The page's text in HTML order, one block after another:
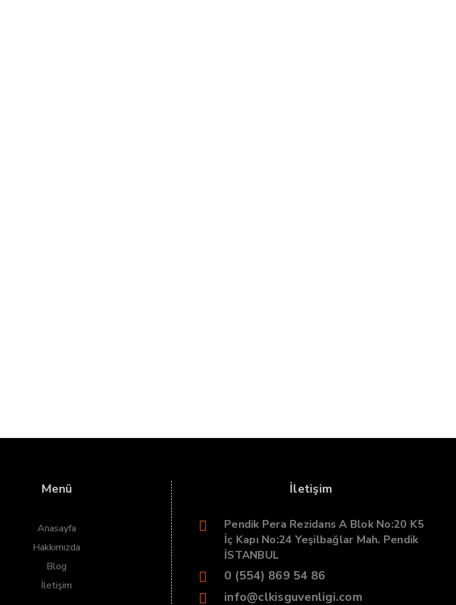
Menü
Anasayfa
Hakkımızda
Blog
İletişim
İletişim
Pendik Pera Rezidans A Blok No:20 K5
İç Kapı No:24 Yeşilbağlar Mah. Pendik
İSTANBUL
0 (554) 869 54 86
info@clkisguvenligi.com